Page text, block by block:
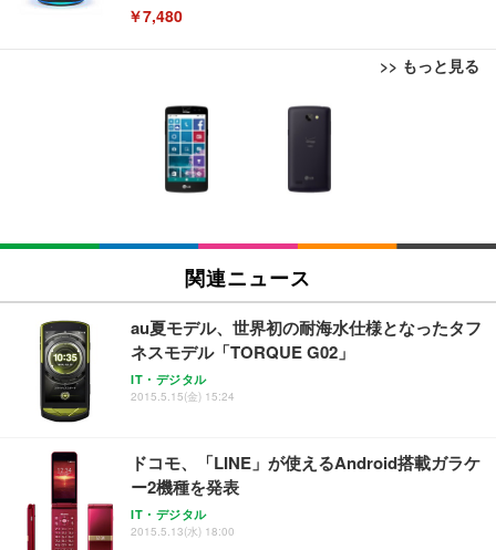
￥7,480
>> もっと見る
[EdoErgo] オフィスチェア 椅子 テレワーク 疲れな
い 跳ね上げ式アームレスト コンパクト 約105度ロッ
キング pc 事務椅子 360度回転 座面昇降 強化ナイロ
ン樹脂ベース 通気性メッシュ 在宅ワーク H-WY01
(黒網+黒枠+黒足)
￥5,699
SIHOO B100 オフィスチェア／デスクチェア メッシ
ュチェア 人間工学 疲れない ブラック
￥27,999
Sezlife オフィスチェア デスクチェア 疲れない テレ
ワーク チェア 強化バックレスト 30度ロッキング機
能 人間工学 椅子 腰サポート 90度跳ね上げ式アーム
務用 おしゃれ パソコンチェア (ブラック)
Sezlife オフィスチェア デスクチェア 疲れない テレ
ワーク チェア 強化バックレスト 30度ロッキング機
能 人間工学 椅子 腰サポート 90度跳ね上げ式アーム
EIZO ビジネス向けプレミアムモニター | FlexScan
EV3240X-WT | 31.5型4K UHD・USB Type-C・ホワ
￥105,595
EIZO ビジネス向けプレミアムモニター | FlexScan
￥109,572
【純正品】27"ゲーミングモニター DualSense 充電
フック付き（CFI-ZDM1J）
【整備済み品】Dell E2724HS 27インチ 液晶モニタ
ー フルHD（1920×1080）VA 非光沢 HDMI/DisplayP
ort/VGA スピーカー内蔵 高さ調整 スイベル VESA対
Amazonベーシック ペットシーツ 薄型 レギュラー 1
回使い捨て 無香料 ホワイト 300枚
￥3,373
Amazonベーシック ペットシーツ 厚型 ワイド 42枚
x2袋(84枚) ホワイト(吸収面:ライトブルー)
￥3,234
ネオ・ルーライフ ネオ・オムツ L 中型犬用 26枚入
り 単品
Smart Basic(スマートベーシック) 【Amazon.co.jp
限定】 Smart Basic アイリスオーヤマ ペットシーツ
超厚型 お徳用 ワイド 100枚入 (x 1) (ケース販売)
関連ニュース
au夏モデル、世界初の耐海水仕様となったタフ
ネスモデル「TORQUE G02」
IT・デジタル
2015.5.15(金) 15:24
ドコモ、「LINE」が使えるAndroid搭載ガラケ
ー2機種を発表
IT・デジタル
2015.5.13(水) 18:00